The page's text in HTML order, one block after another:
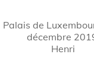
Palais de
décembre
Henri